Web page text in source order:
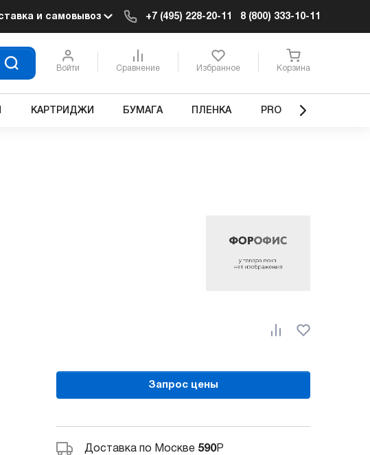
и самовывоз +7 (495) 228-20-11 8 (800) 333-10-11
Войти Сравнение Избранное Корзина
КАРТРИДЖИ БУМАГА ПЛЕНКА PRO
Запрос цены
Доставка по Москве 590Р